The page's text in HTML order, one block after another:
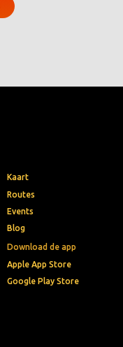
Download de app
Apple App Store
Google Play Store
Kaart
Routes
Events
Blog